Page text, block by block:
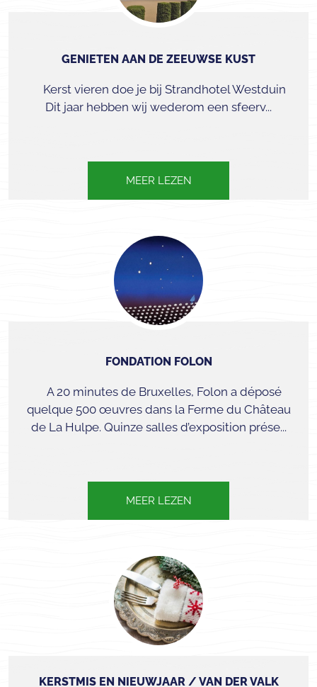
GENIETEN AAN DE ZEEUWSE KUST
Kerst vieren doe je bij Strandhotel Westduin
Dit jaar hebben wij wederom een sfeerv...
MEER LEZEN
FONDATION FOLON
A 20 minutes de Bruxelles, Folon a déposé
quelque 500 œuvres dans la Ferme du Château
de La Hulpe. Quinze salles d’exposition prése...
MEER LEZEN
KERSTMIS EN NIEUWJAAR / VAN DER VALK